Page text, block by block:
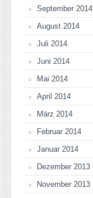
September 2014
August 2014
Juli 2014
Juni 2014
Mai 2014
April 2014
März 2014
Februar 2014
Januar 2014
Dezember 2013
November 2013